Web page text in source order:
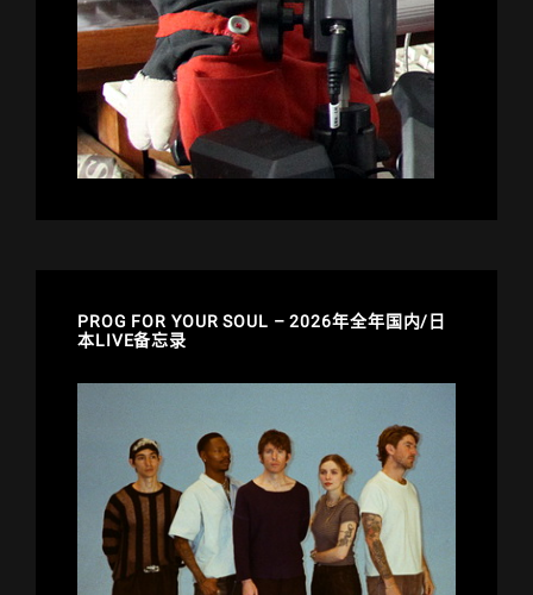
PROG FOR YOUR SOUL – 2026年全年国内/日
本LIVE备忘录